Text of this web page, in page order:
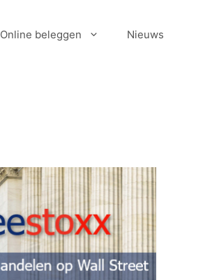
Online beleggen Nieuws